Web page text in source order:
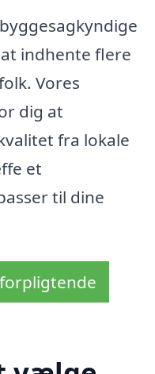
indhente flere
Vores
dig at
fra lokale
et
til dine